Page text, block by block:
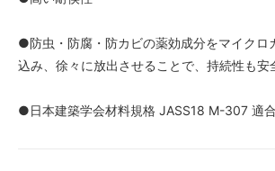
●防虫・防腐・防カビの薬効成分をマイクロ
込み、徐々に放出させることで、持続性も安
●日本建築学会材料規格 JASS18 M-307 適合